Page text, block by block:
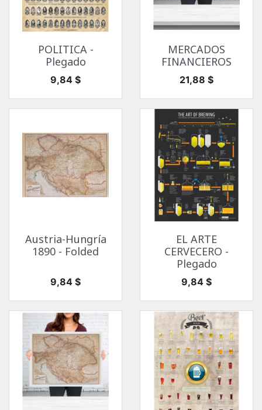
POLITICA -
Plegado
Precio
9,84 $
MERCADOS
FINANCIEROS
Precio
21,88 $
Austria-Hungría
1890 - Folded
Precio
9,84 $
EL ARTE
CERVECERO -
Plegado
Precio
9,84 $